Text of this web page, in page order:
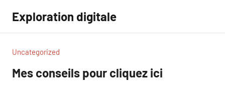
contenu
Exploration digitale
Uncategorized
Mes conseils pour cliquez ici